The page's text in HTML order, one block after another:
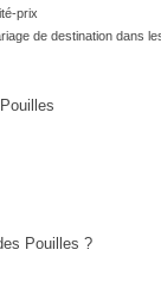
prix
de destination dans
Pouilles ?